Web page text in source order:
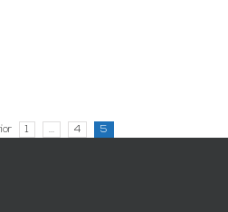
1 … 4 5